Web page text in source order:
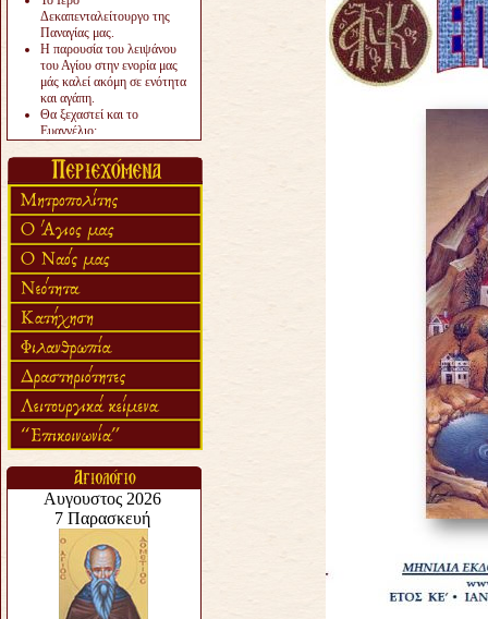
Δεκαπενταλείτουργο της
Παναγίας μας.
Η παρουσία του λειψάνου
του Αγίου στην ενορία μας
μάς καλεί ακόμη σε ενότητα
και αγάπη.
Θα ξεχαστεί και το
Ευαγγέλιο;
«πολύ αργά».
Ζητείται....